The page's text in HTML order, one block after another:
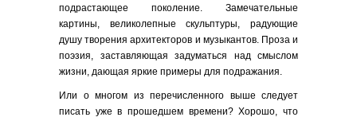
подрастающее поколение. Замечательные
картины, великолепные скульптуры, радующие
душу творения архитекторов и музыкантов. Проза и
поэзия, заставляющая задуматься над смыслом
жизни, дающая яркие примеры для подражания.
Или о многом из перечисленного выше следует
писать уже в прошедшем времени? Хорошо, что